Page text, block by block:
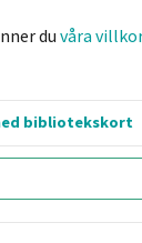
du våra
bibliotekskort